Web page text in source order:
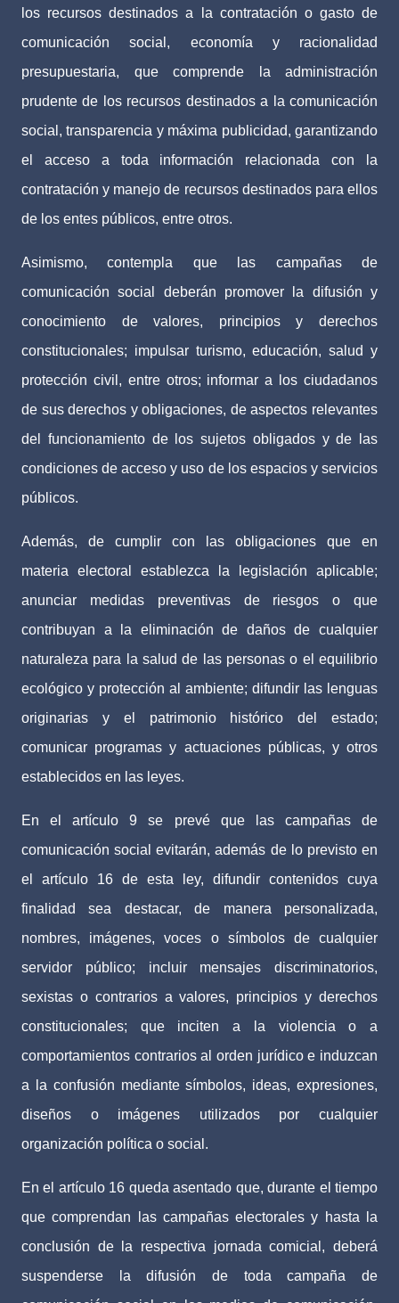
los recursos destinados a la contratación o gasto de
comunicación social, economía y racionalidad
presupuestaria, que comprende la administración
prudente de los recursos destinados a la comunicación
social, transparencia y máxima publicidad, garantizando
el acceso a toda información relacionada con la
contratación y manejo de recursos destinados para ellos
de los entes públicos, entre otros.
Asimismo, contempla que las campañas de
comunicación social deberán promover la difusión y
conocimiento de valores, principios y derechos
constitucionales; impulsar turismo, educación, salud y
protección civil, entre otros; informar a los ciudadanos
de sus derechos y obligaciones, de aspectos relevantes
del funcionamiento de los sujetos obligados y de las
condiciones de acceso y uso de los espacios y servicios
públicos.
Además, de cumplir con las obligaciones que en
materia electoral establezca la legislación aplicable;
anunciar medidas preventivas de riesgos o que
contribuyan a la eliminación de daños de cualquier
naturaleza para la salud de las personas o el equilibrio
ecológico y protección al ambiente; difundir las lenguas
originarias y el patrimonio histórico del estado;
comunicar programas y actuaciones públicas, y otros
establecidos en las leyes.
En el artículo 9 se prevé que las campañas de
comunicación social evitarán, además de lo previsto en
el artículo 16 de esta ley, difundir contenidos cuya
finalidad sea destacar, de manera personalizada,
nombres, imágenes, voces o símbolos de cualquier
servidor público; incluir mensajes discriminatorios,
sexistas o contrarios a valores, principios y derechos
constitucionales; que inciten a la violencia o a
comportamientos contrarios al orden jurídico e induzcan
a la confusión mediante símbolos, ideas, expresiones,
diseños o imágenes utilizados por cualquier
organización política o social.
En el artículo 16 queda asentado que, durante el tiempo
que comprendan las campañas electorales y hasta la
conclusión de la respectiva jornada comicial, deberá
suspenderse la difusión de toda campaña de